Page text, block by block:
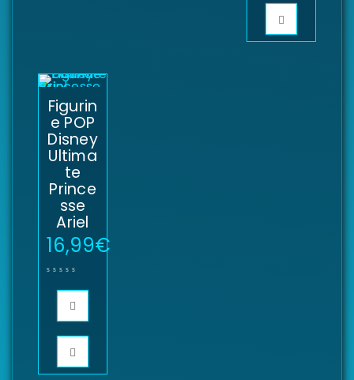
Figurin
e POP
Disney
Ultima
te
Prince
sse
Ariel
16,99€